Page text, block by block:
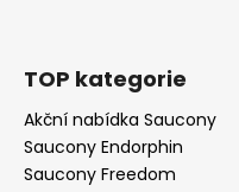
TOP kategorie
Akční nabídka Saucony
Saucony Endorphin
Saucony Freedom